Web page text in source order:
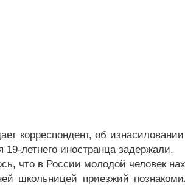
корреспондент, об
19-летнего иностранца задержали.
что в России молодой человек
школьницей приезжий